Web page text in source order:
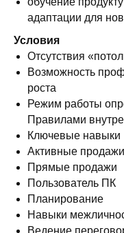
адаптации для
Условия
Отсутствия
Возможность
роста
Режим работы
Правилами
Ключевые навыки
Активные продажи
Прямые продажи
Пользователь ПК
Планирование
Навыки
Ведение